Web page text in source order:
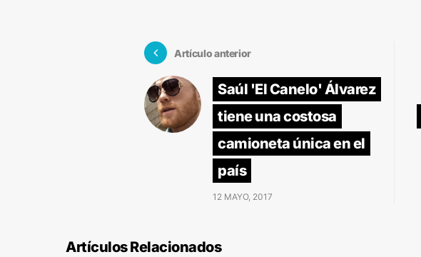
Artículo anterior
Saúl 'El Canelo' Álvarez
tiene una costosa
camioneta única en el
país
12 MAYO, 2017
Artículos Relacionados